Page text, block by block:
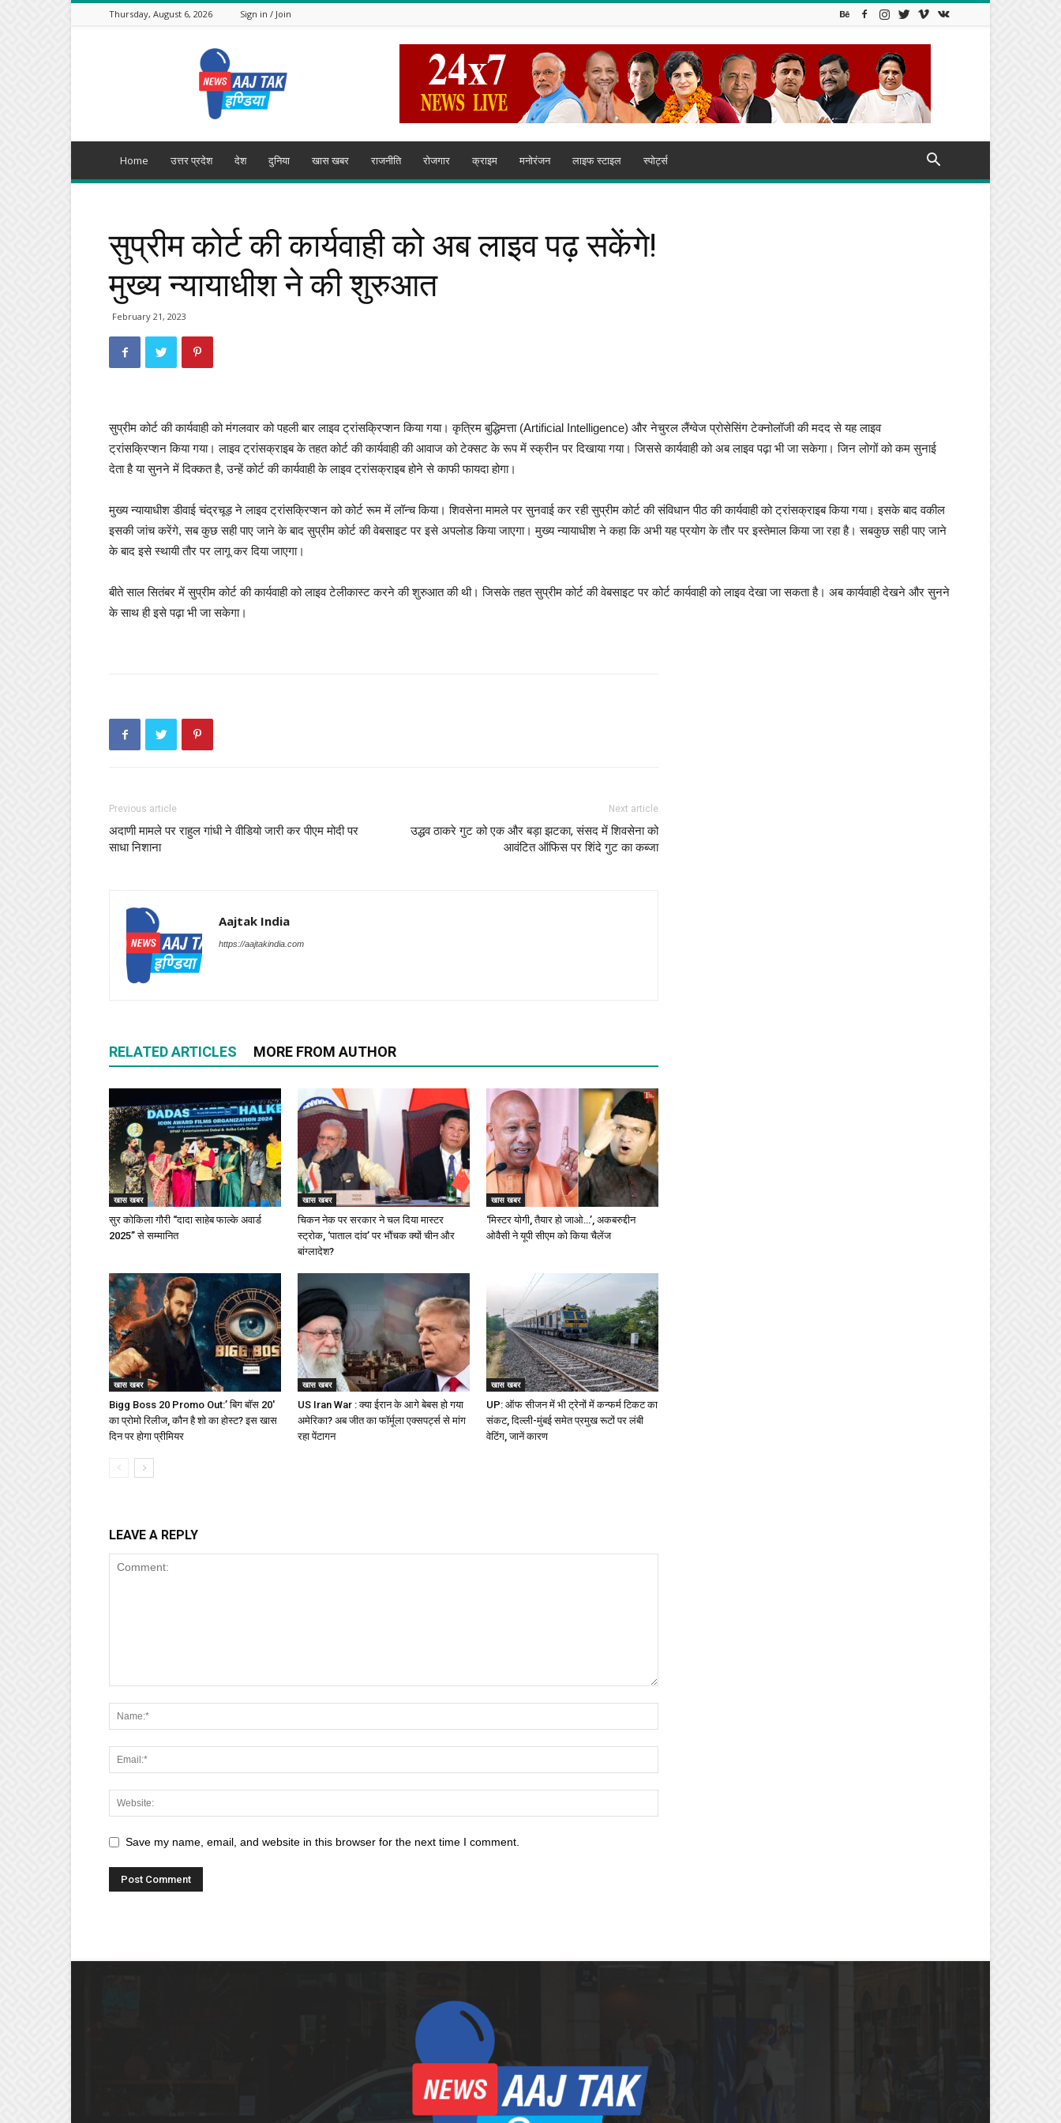
Thursday, August 6, 2026 Sign in / Join
India
Home उत्तर प्रदेश देश दुनिया खास खबर राजनीति रोजगार क्राइम मनोरंजन लाइफ स्टाइल स्पोर्ट्स
सुप्रीम कोर्ट की कार्यवाही को अब लाइव पढ़ सकेंगे!
मुख्य न्यायाधीश ने की शुरुआत
February 21, 2023
सुप्रीम कोर्ट की कार्यवाही को मंगलवार को पहली बार लाइव ट्रांसक्रिप्शन किया गया। कृत्रिम बुद्धिमत्ता (Artificial Intelligence) और नेचुरल लैंग्वेज प्रोसेसिंग टेक्नोलॉजी की मदद से यह लाइव
ट्रांसक्रिप्शन किया गया। लाइव ट्रांसक्राइब के तहत कोर्ट की कार्यवाही की आवाज को टेक्सट के रूप में स्क्रीन पर दिखाया गया। जिससे कार्यवाही को अब लाइव पढ़ा भी जा सकेगा। जिन लोगों को कम सुनाई
देता है या सुनने में दिक्कत है, उन्हें कोर्ट की कार्यवाही के लाइव ट्रांसक्राइब होने से काफी फायदा होगा।
मुख्य न्यायाधीश डीवाई चंद्रचूड़ ने लाइव ट्रांसक्रिप्शन को कोर्ट रूम में लॉन्च किया। शिवसेना मामले पर सुनवाई कर रही सुप्रीम कोर्ट की संविधान पीठ की कार्यवाही को ट्रांसक्राइब किया गया। इसके बाद वकील
इसकी जांच करेंगे, सब कुछ सही पाए जाने के बाद सुप्रीम कोर्ट की वेबसाइट पर इसे अपलोड किया जाएगा। मुख्य न्यायाधीश ने कहा कि अभी यह प्रयोग के तौर पर इस्तेमाल किया जा रहा है। सबकुछ सही पाए जाने
के बाद इसे स्थायी तौर पर लागू कर दिया जाएगा।
बीते साल सितंबर में सुप्रीम कोर्ट की कार्यवाही को लाइव टेलीकास्ट करने की शुरुआत की थी। जिसके तहत सुप्रीम कोर्ट की वेबसाइट पर कोर्ट कार्यवाही को लाइव देखा जा सकता है। अब कार्यवाही देखने और सुनने
के साथ ही इसे पढ़ा भी जा सकेगा।
Previous article
अदाणी मामले पर राहुल गांधी ने वीडियो जारी कर पीएम मोदी पर
साधा निशाना
Next article
उद्धव ठाकरे गुट को एक और बड़ा झटका, संसद में शिवसेना को
आवंटित ऑफिस पर शिंदे गुट का कब्जा
Aajtak India
https://aajtakindia.com
RELATED ARTICLES MORE FROM AUTHOR
खास खबर
सुर कोकिला गौरी “दादा साहेब फाल्के अवार्ड
2025” से सम्मानित
खास खबर
चिकन नेक पर सरकार ने चल दिया मास्टर
स्ट्रोक, ‘पाताल दांव’ पर भौंचक क्यों चीन और
बांग्लादेश?
खास खबर
‘मिस्टर योगी, तैयार हो जाओ…’, अकबरुद्दीन
ओवैसी ने यूपी सीएम को किया चैलेंज
खास खबर
Bigg Boss 20 Promo Out:’ बिग बॉस 20′
का प्रोमो रिलीज, कौन है शो का होस्ट? इस खास
दिन पर होगा प्रीमियर
खास खबर
US Iran War : क्या ईरान के आगे बेबस हो गया
अमेरिका? अब जीत का फॉर्मूला एक्सपर्ट्स से मांग
रहा पेंटागन
खास खबर
UP: ऑफ सीजन में भी ट्रेनों में कन्फर्म टिकट का
संकट, दिल्ली-मुंबई समेत प्रमुख रूटों पर लंबी
वेटिंग, जानें कारण
LEAVE A REPLY
Save my name, email, and website in this browser for the next time I comment.